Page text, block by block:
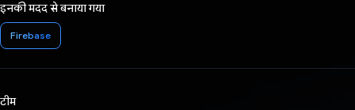
इनकी मदद से बनाया गया
Firebase
टीम